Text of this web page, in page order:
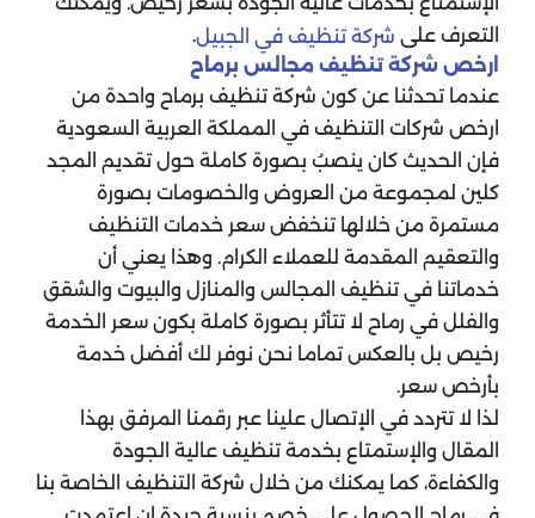
التعرف على شركة تنظيف في الجبيل.
ارخص شركة تنظيف مجالس برماح
عندما تحدثنا عن كون شركة تنظيف برماح واحدة من
ارخص شركات التنظيف في المملكة العربية السعودية
فإن الحديث كان ينصبُ بصورة كاملة حول تقديم المجد
كلين لمجموعة من العروض والخصومات بصورة
مستمرة من خلالها تنخفض سعر خدمات التنظيف
والتعقيم المقدمة للعملاء الكرام. وهذا يعني أن
خدماتنا في تنظيف المجالس والمنازل والبيوت والشقق
والفلل في رماح لا تتأثر بصورة كاملة بكون سعر الخدمة
رخيص بل بالعكس تماما نحن نوفر لك أفضل خدمة
بأرخص سعر.
لذا لا تتردد في الإتصال علينا عبر رقمنا المرفق بهذا
المقال والإستمتاع بخدمة تنظيف عالية الجودة
والكفاءة، كما يمكنك من خلال شركة التنظيف الخاصة بنا